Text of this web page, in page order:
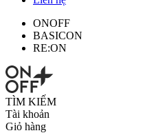
ONOFF
BASICON
RE:ON
TÌM KIẾM
Tài khoản
Giỏ hàng